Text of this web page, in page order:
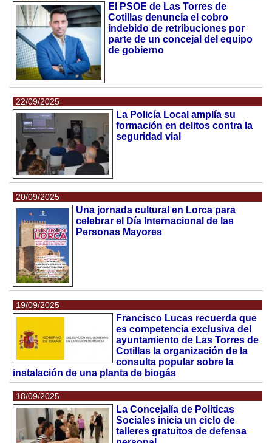
El PSOE de Las Torres de
Cotillas denuncia el cobro
indebido de retribuciones por
parte de un concejal del equipo
de gobierno
22/09/2025
La Policía Local amplía su
formación en delitos contra la
seguridad vial
20/09/2025
Una jornada cultural en Lorca para
celebrar el Día Internacional de las
Personas Mayores
19/09/2025
Francisco Lucas recuerda que
es competencia exclusiva del
ayuntamiento de Las Torres de
Cotillas la organización de la
consulta popular sobre la
instalación de una planta de biogás
18/09/2025
La Concejalía de Políticas
Sociales inicia un ciclo de
talleres gratuitos de defensa